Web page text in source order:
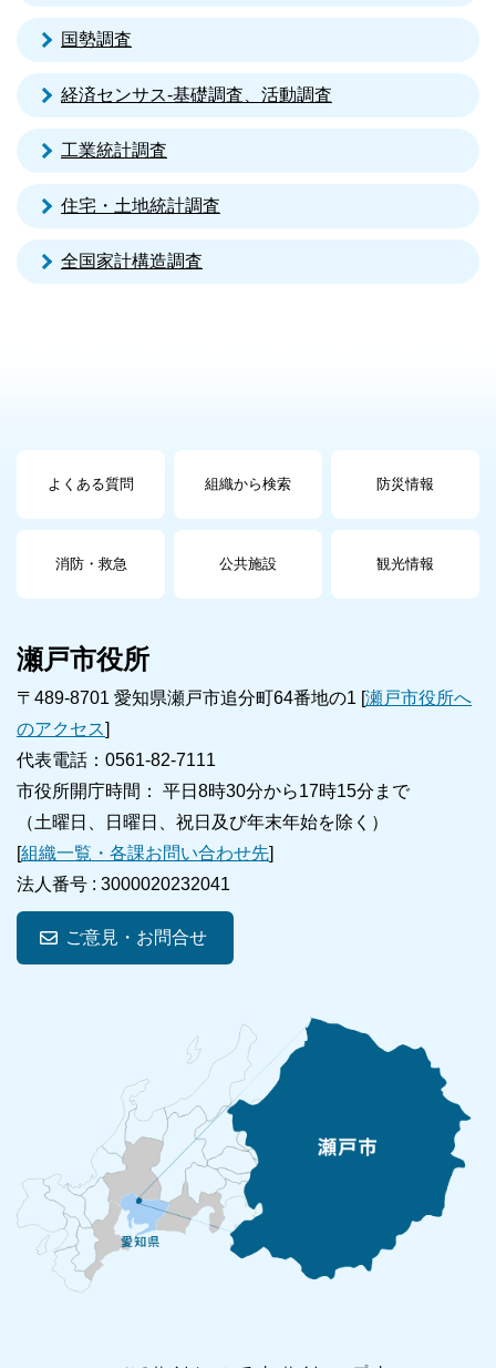
国勢調査
経済センサス‐基礎調査、活動調査
工業統計調査
住宅・土地統計調査
全国家計構造調査
よくある質問 組織から検索 防災情報
消防・救急 公共施設 観光情報
瀬戸市役所
〒489-8701 愛知県瀬戸市追分町64番地の1 [瀬戸市役所へ
のアクセス]
代表電話：0561-82-7111
市役所開庁時間： 平日8時30分から17時15分まで
（土曜日、日曜日、祝日及び年末年始を除く）
[組織一覧・各課お問い合わせ先]
法人番号 : 3000020232041
ご意見・お問合せ